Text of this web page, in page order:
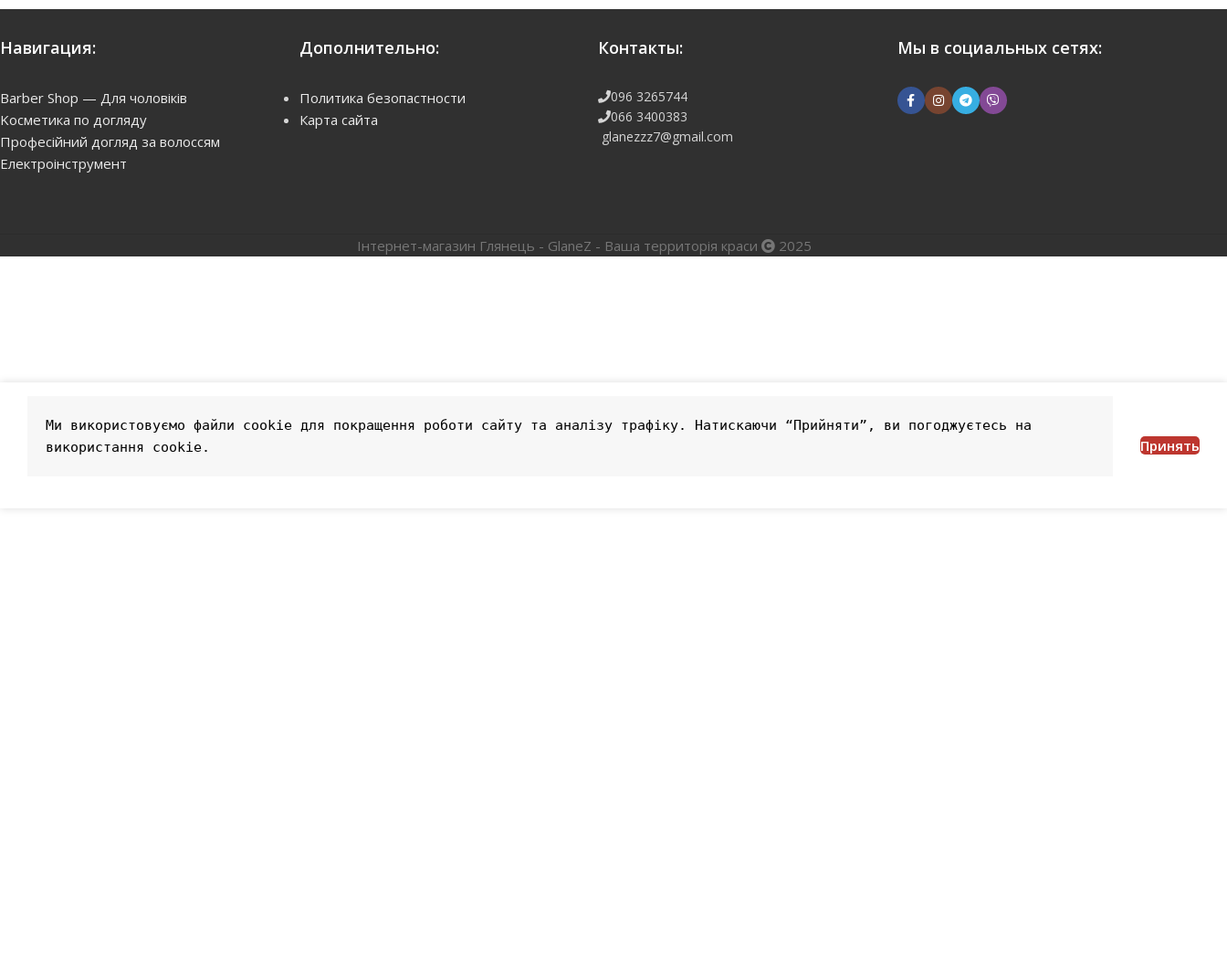
Навигация:
Barber Shop — Для чоловіків
Kосметика по догляду
Професійний догляд за волоссям
Електроінструмент
Дополнительно:
Политика безопастности
Карта сайта
Контакты:
096 3265744
066 3400383
glanezzz7@gmail.com
Мы в социальных сетях:
Інтернет-магазин Глянець - GlaneZ - Ваша территорія краси 2025
Ми використовуємо файли cookie для покращення роботи сайту та аналізу трафіку. Натискаючи “Прийняти”, ви погоджуєтесь на
використання cookie.
Принять